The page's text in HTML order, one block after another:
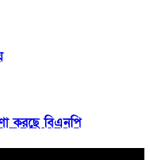
করছে বিএনপি